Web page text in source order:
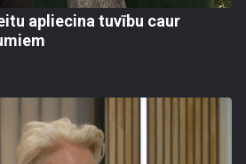
apliecina tuvību caur